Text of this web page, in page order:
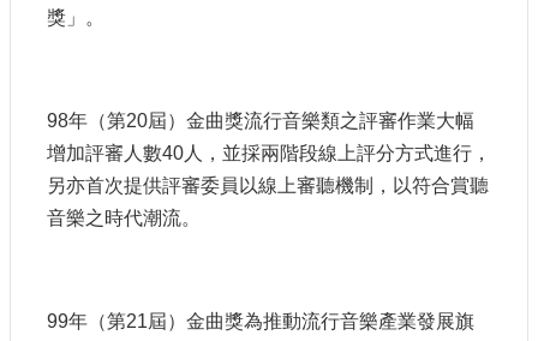
獎」。
98年（第20屆）金曲獎流行音樂類之評審作業大幅
增加評審人數40人，並採兩階段線上評分方式進行，
另亦首次提供評審委員以線上審聽機制，以符合賞聽
音樂之時代潮流。
99年（第21屆）金曲獎為推動流行音樂產業發展旗